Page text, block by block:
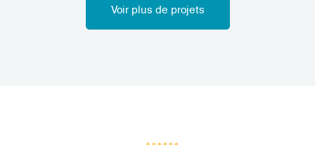
Voir plus de projets